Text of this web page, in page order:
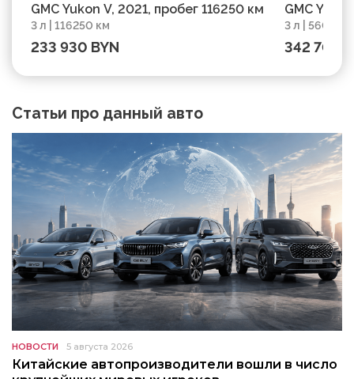
GMC Yukon V, 2021, пробег 116250 км
3 л | 116250 км
233 930 BYN
GMC
3 л | 56000
342 700
Статьи про данный авто
НОВОСТИ 5 августа 2026
Китайские автопроизводители вошли в число